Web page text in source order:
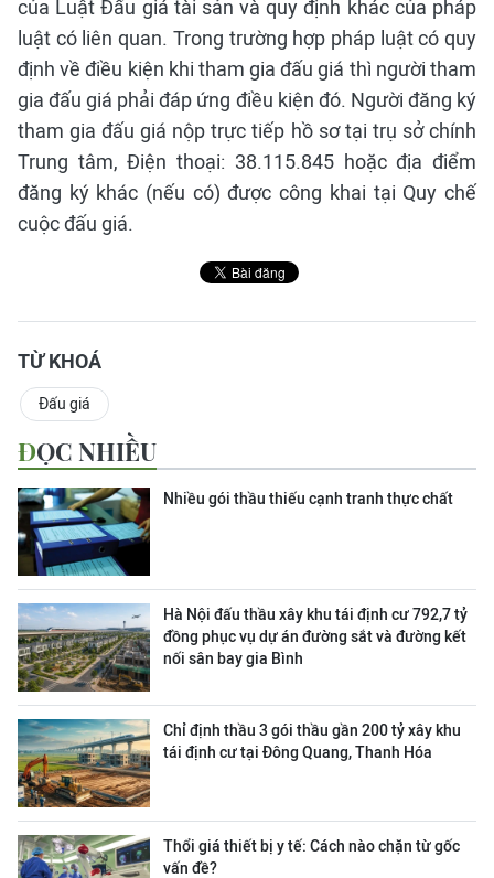
của Luật Đấu giá tài sản và quy định khác của pháp
luật có liên quan. Trong trường hợp pháp luật có quy
định về điều kiện khi tham gia đấu giá thì người tham
gia đấu giá phải đáp ứng điều kiện đó. Người đăng ký
tham gia đấu giá nộp trực tiếp hồ sơ tại trụ sở chính
Trung tâm, Điện thoại: 38.115.845 hoặc địa điểm
đăng ký khác (nếu có) được công khai tại Quy chế
cuộc đấu giá.
TỪ KHOÁ
Đấu giá
ĐỌC NHIỀU
Nhiều gói thầu thiếu cạnh tranh thực chất
Hà Nội đấu thầu xây khu tái định cư 792,7 tỷ
đồng phục vụ dự án đường sắt và đường kết
nối sân bay gia Bình
Chỉ định thầu 3 gói thầu gần 200 tỷ xây khu
tái định cư tại Đông Quang, Thanh Hóa
Thổi giá thiết bị y tế: Cách nào chặn từ gốc
vấn đề?